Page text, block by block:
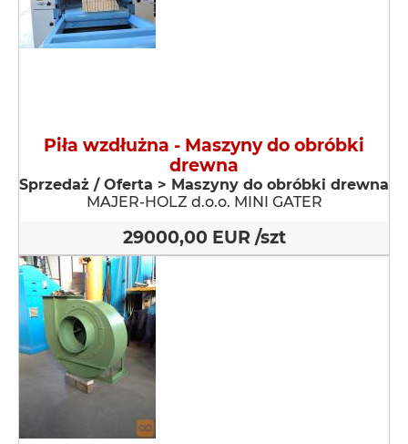
Piła wzdłużna - Maszyny do obróbki
drewna
Sprzedaż / Oferta > Maszyny do obróbki drewna
MAJER-HOLZ d.o.o. MINI GATER
29000,00 EUR /szt